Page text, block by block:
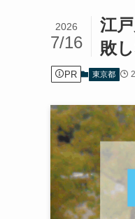
江
敗
2026
7/16
PR 東京都